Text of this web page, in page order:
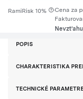
RamiRisk 10% ·Cena za
POPIS
CHARAKTERISTIKA
TECHNICKÉ